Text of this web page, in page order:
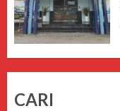
CARI